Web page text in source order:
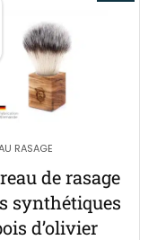
RASAGE
de rasage
synthétiques
d’olivier